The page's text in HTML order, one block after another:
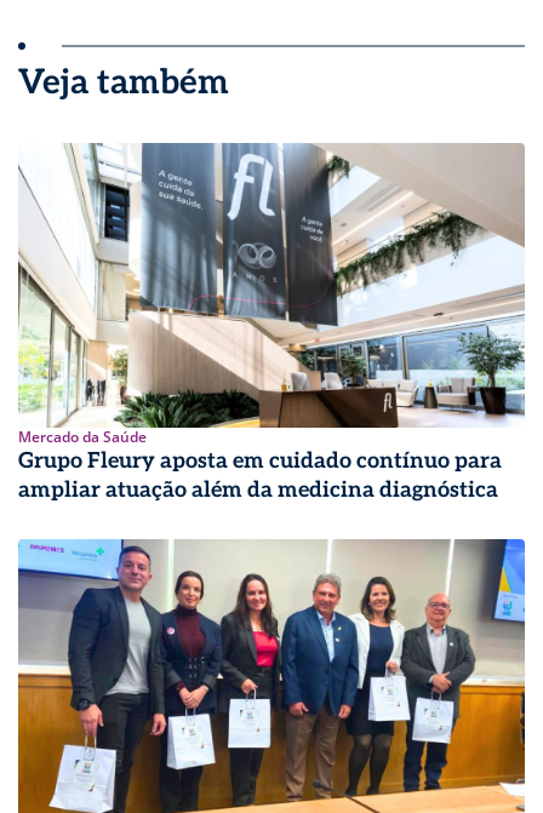
Veja também
Mercado da Saúde
Grupo Fleury aposta em cuidado contínuo para
ampliar atuação além da medicina diagnóstica